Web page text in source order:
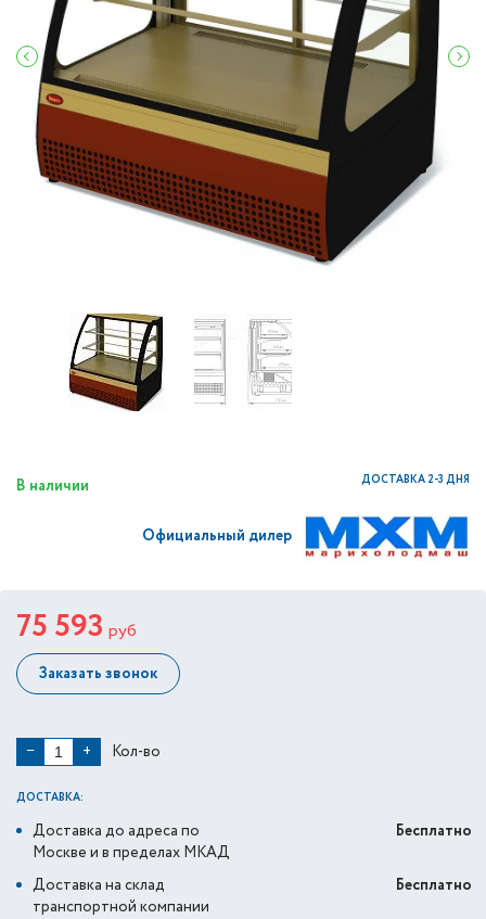
В наличии ДОСТАВКА 2-3 ДНЯ
Официальный дилер
75 593 руб
Заказать звонок
− + Кол-во
ДОСТАВКА:
Доставка до адреса по
Москве и в пределах МКАД
Бесплатно
Доставка на склад
транспортной компании
Бесплатно